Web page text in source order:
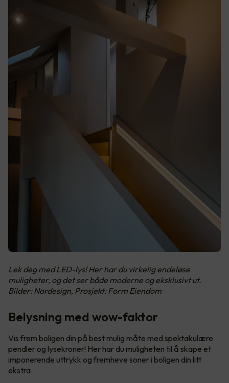
Lek deg med LED-lys! Her har du virkelig endeløse
muligheter, og det ser både moderne og eksklusivt ut.
Bilder: Nordesign, Prosjekt: Form Eiendom
Belysning med wow-faktor
Vis frem boligen din på best mulig måte med spektakulære
pendler og lysekroner! Her har du muligheten til å skape et
imponerende uttrykk og fremheve soner i boligen din litt
ekstra.